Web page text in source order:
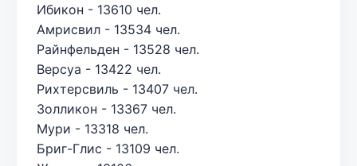
Ибикон - 13610 чел.
Амрисвил - 13534 чел.
Райнфельден - 13528 чел.
Версуа - 13422 чел.
Рихтерсвиль - 13407 чел.
Золликон - 13367 чел.
Мури - 13318 чел.
Бриг-Глис - 13109 чел.